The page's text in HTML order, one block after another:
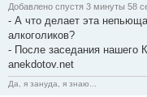
Добавлено спустя 3 минуты 58
- А что делает эта
алкоголиков?
- После заседания нашего
anekdotov.net
Да, я зануда, я знаю...